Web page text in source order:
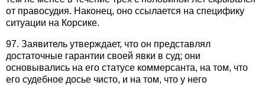
от правосудия. Наконец, оно ссылается на специфику
ситуации на Корсике.
97. Заявитель утверждает, что он представлял
достаточные гарантии своей явки в суд; они
основывались на его статусе коммерсанта, на том, что
его судебное досье чисто, и на том, что у него